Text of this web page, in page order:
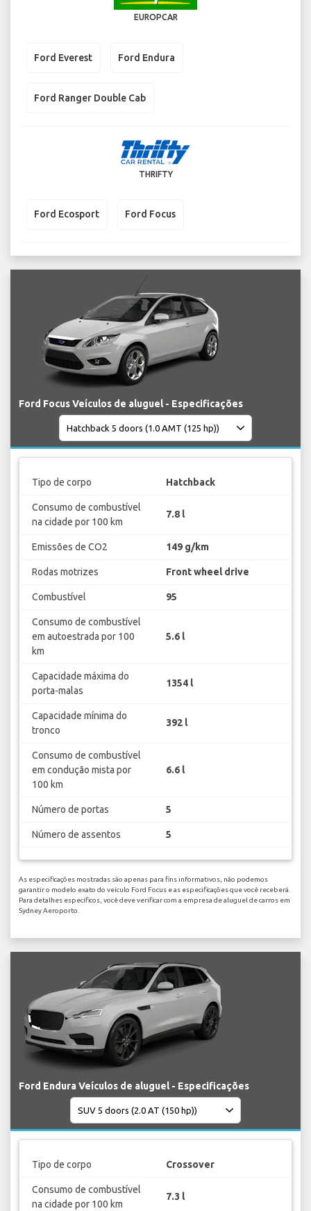
EUROPCAR
Ford Everest Ford Endura
Ford Ranger Double Cab
THRIFTY
Ford Ecosport Ford Focus
Ford Focus Veículos de aluguel - Especificações
Tipo de corpo Hatchback
Consumo de combustível
na cidade por 100 km
7.8 l
Emissões de CO2 149 g/km
Rodas motrizes Front wheel drive
Combustível 95
Consumo de combustível
em autoestrada por 100
km
5.6 l
Capacidade máxima do
porta-malas
1354 l
Capacidade mínima do
tronco
392 l
Consumo de combustível
em condução mista por
100 km
6.6 l
Número de portas 5
Número de assentos 5
As especificações mostradas são apenas para fins informativos, não podemos
garantir o modelo exato do veículo Ford Focus e as especificações que você receberá.
Para detalhes específicos, você deve verificar com a empresa de aluguel de carros em
Sydney Aeroporto.
Ford Endura Veículos de aluguel - Especificações
Tipo de corpo Crossover
Consumo de combustível
na cidade por 100 km
7.3 l